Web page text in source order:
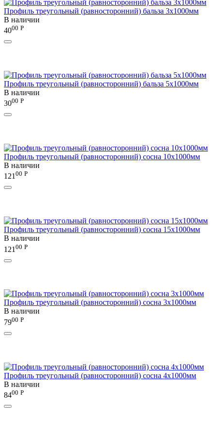
Профиль треугольный (равносторонний) бальза 3х1000мм
В наличии
4000 Р
Профиль треугольный (равносторонний) бальза 5х1000мм
В наличии
3000 Р
Профиль треугольный (равносторонний) сосна 10х1000мм
В наличии
121 00 Р
Профиль треугольный (равносторонний) сосна 15х1000мм
В наличии
121 00 Р
Профиль треугольный (равносторонний) сосна 3х1000мм
В наличии
7900 Р
Профиль треугольный (равносторонний) сосна 4х1000мм
В наличии
8400 Р